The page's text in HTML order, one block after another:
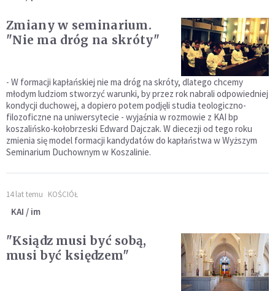
Zmiany w seminarium.
"Nie ma dróg na skróty"
- W formacji kapłańskiej nie ma dróg na skróty, dlatego chcemy
młodym ludziom stworzyć warunki, by przez rok nabrali odpowiedniej
kondycji duchowej, a dopiero potem podjęli studia teologiczno-
filozoficzne na uniwersytecie - wyjaśnia w rozmowie z KAI bp
koszalińsko-kołobrzeski Edward Dajczak. W diecezji od tego roku
zmienia się model formacji kandydatów do kapłaństwa w Wyższym
Seminarium Duchownym w Koszalinie.
14 lat temu KOŚCIÓŁ
KAI / im
"Ksiądz musi być sobą,
musi być księdzem"